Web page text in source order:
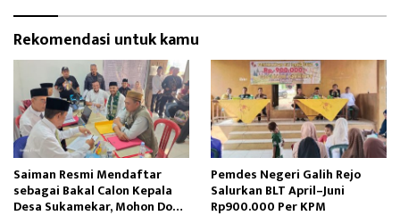
Rekomendasi untuk kamu
Saiman Resmi Mendaftar
sebagai Bakal Calon Kepala
Desa Sukamekar, Mohon Doa
Pemdes Negeri Galih Rejo
Salurkan BLT April–Juni
Rp900.000 Per KPM